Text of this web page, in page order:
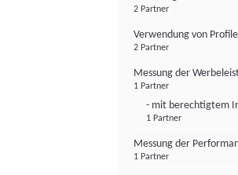
2 Partner
Verwendung von
2 Partner
Messung der
1 Partner
- mit berechtigtem
1 Partner
Messung der
1 Partner